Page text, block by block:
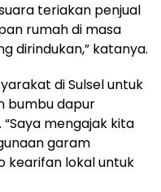
teriakan penjual
rumah di masa
dirindukan,” katanya.
di Sulsel untuk
bumbu dapur
mengajak kita
garam
kearifan lokal untuk